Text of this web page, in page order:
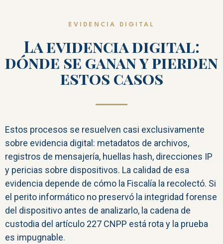
EVIDENCIA DIGITAL
La evidencia digital:
dónde se ganan y pierden
estos casos
Estos procesos se resuelven casi exclusivamente
sobre evidencia digital: metadatos de archivos,
registros de mensajería, huellas hash, direcciones IP
y pericias sobre dispositivos. La calidad de esa
evidencia depende de cómo la Fiscalía la recolectó. Si
el perito informático no preservó la integridad forense
del dispositivo antes de analizarlo, la cadena de
custodia del artículo 227 CNPP está rota y la prueba
es impugnable.